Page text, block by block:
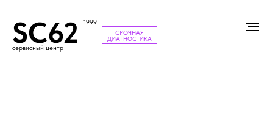
SC62 1999
сервисный центр
СРОЧНАЯ
ДИАГНОСТИКА